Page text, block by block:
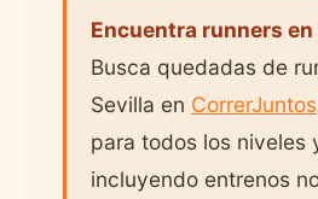
Encuentra runners en
Busca quedadas de
Sevilla en CorrerJuntos
para todos los niveles
incluyendo entrenos